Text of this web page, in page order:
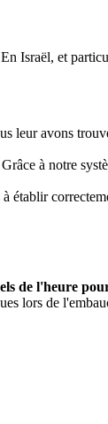
En Israël, et
leur avons
à notre
établir
de l'heure
lors de